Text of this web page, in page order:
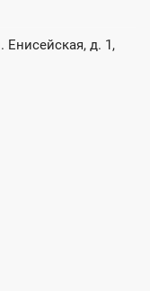
Енисейская, д. 1,